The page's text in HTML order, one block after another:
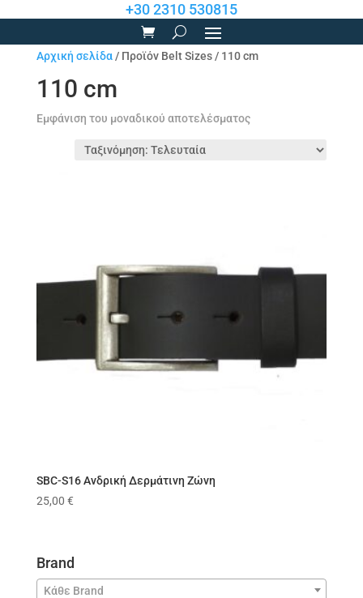
+30 2310 530815
Αρχική σελίδα/ Προϊόν Belt Sizes / 110 cm
110 cm
Εμφάνιση του μοναδικού αποτελέσματος
SBC-S16 Ανδρική Δερμάτινη Ζώνη
25,00 €
Brand
Κάθε Brand